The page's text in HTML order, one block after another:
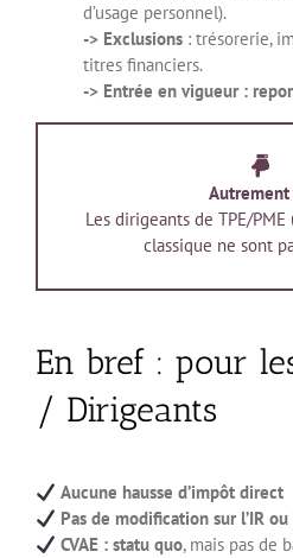
d’usage personnel).
-> Exclusions: trésorerie,
titres financiers.
-> Entrée en vigueur :
Les dirigeants de TPE/
classique ne sont
En bref : pour
/ Dirigeants
Aucune hausse d’impôt direct
Pas de modification sur l’IR
CVAE : statu quo, mais pas de